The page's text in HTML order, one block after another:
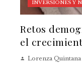
INVERSIONES Y
Retos
el
Lorenza Quintana